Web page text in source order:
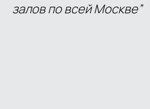
залов по всей Москве”